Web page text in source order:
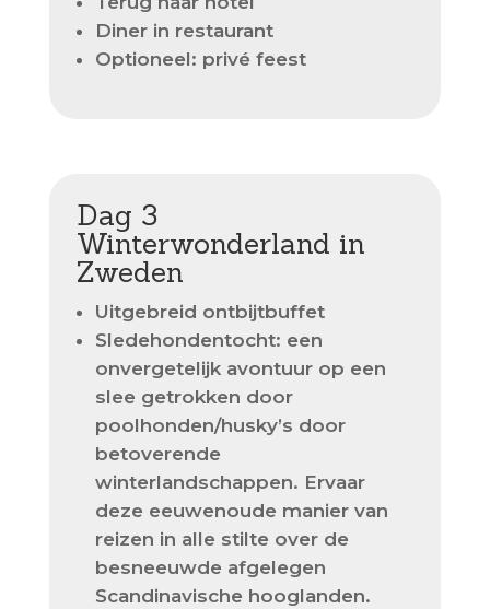
Diner in restaurant
Optioneel: privé feest
Dag 3
Winterwonderland in
Zweden
Uitgebreid ontbijtbuffet
Sledehondentocht: een
onvergetelijk avontuur op een
slee getrokken door
poolhonden/husky’s door
betoverende
winterlandschappen. Ervaar
deze eeuwenoude manier van
reizen in alle stilte over de
besneeuwde afgelegen
Scandinavische hooglanden.